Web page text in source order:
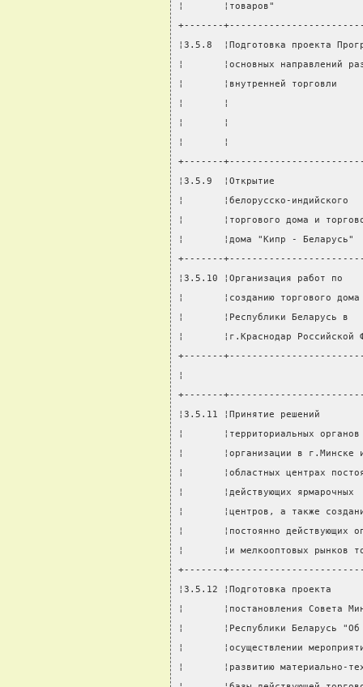
¦       ¦товаров"
+-------
¦3.5.8  ¦Подготовка проекта
¦       ¦основных направлений
¦       ¦внутренней торговли
¦       ¦
¦       ¦
¦       ¦
+-------
¦3.5.9  ¦Открытие
¦       ¦белорусско-
¦       ¦торгового дома и
¦       ¦дома "Кипр -
+-------
¦3.5.10 ¦Организация
¦       ¦созданию торгового
¦       ¦Республики
¦       ¦г.Краснодар
+-------
¦                                II
+-------
¦3.5.11 ¦Принятие решений
¦       ¦территориальных
¦       ¦организации в
¦       ¦областных центрах
¦       ¦действующих
¦       ¦центров, а также
¦       ¦постоянно
¦       ¦и мелкооптовых
+-------
¦3.5.12 ¦Подготовка
¦       ¦постановления Совета
¦       ¦Республики
¦       ¦осуществлении
¦       ¦развитию